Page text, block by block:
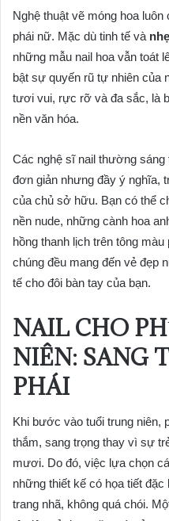
Nghệ thuật vẽ móng hoa
phái nữ. Mặc dù tinh tế và
những mẫu nail hoa vẫn toát
bật sự quyến rũ tự nhiên của
tươi vui, rực rỡ và đa sắc, là
nền văn hóa.
Các nghệ sĩ nail thường
đơn giản nhưng đầy ý nghĩa,
của chủ sở hữu. Bạn có thể
nền nude, những cành hoa
hồng thanh lịch trên tông
chúng đều mang đến vẻ đẹp
tế cho đôi bàn tay của bạn.
NAIL CHO
NIÊN: SANG
PHÁI
Khi bước vào tuổi trung niên,
thắm, sang trọng thay vì sự
mươi. Do đó, việc lựa chọn
những thiết kế có họa tiết
trang nhã, không quá chói.